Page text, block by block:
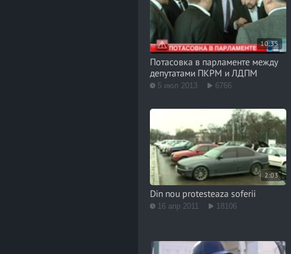
10:35
Потасовка в парламенте между
депутатами ПКРМ и ЛДПМ
5 июл 2013 6766
2:03
Din nou protesteaza soferii
16 апр 2011 18106